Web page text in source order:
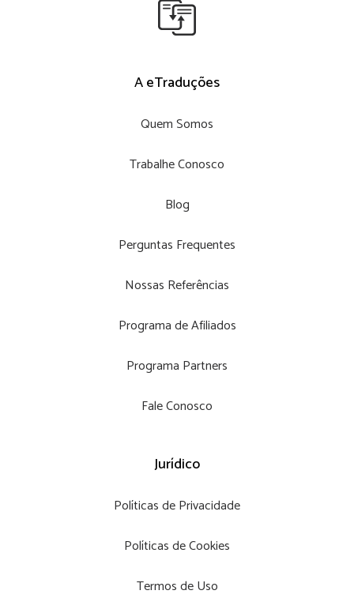
A eTraduções
Quem Somos
Trabalhe Conosco
Blog
Perguntas Frequentes
Nossas Referências
Programa de Afiliados
Programa Partners
Fale Conosco
Jurídico
Políticas de Privacidade
Políticas de Cookies
Termos de Uso